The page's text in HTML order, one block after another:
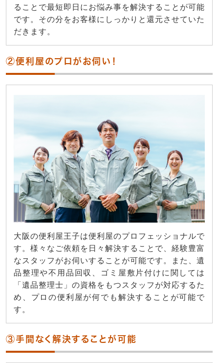
ることで最短即日にお悩み事を解決することが可能
です。その分をお客様にしっかりと還元させていた
だきます。
②便利屋のプロがお伺い！
大阪の便利屋王子は便利屋のプロフェッショナルで
す。様々なご依頼を日々解決することで、経験豊富
なスタッフがお伺いすることが可能です。また、遺
品整理や不用品回収、ゴミ屋敷片付けに関しては
「遺品整理士」の資格をもつスタッフが対応するた
め、プロの便利屋が何でも解決することが可能で
す。
③手間なく解決することが可能